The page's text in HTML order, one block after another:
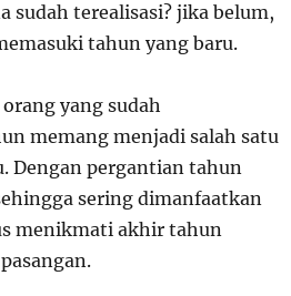
sudah terealisasi? jika belum,
tahun yang baru.
yang sudah
memang menjadi salah satu
Dengan pergantian tahun
sering dimanfaatkan
menikmati akhir tahun